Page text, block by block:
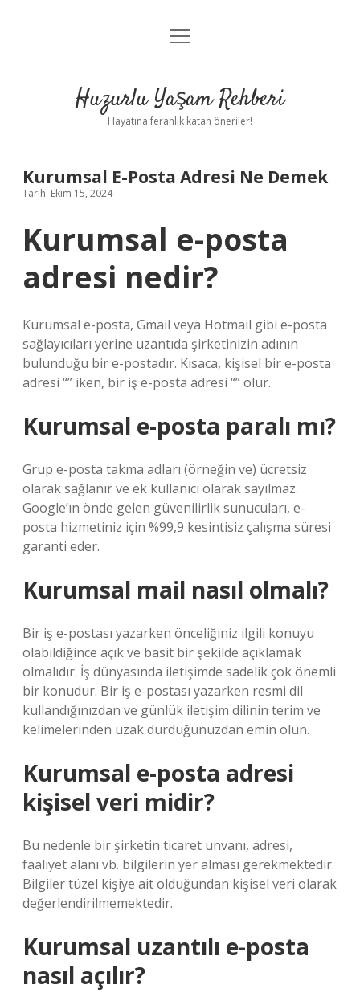
Anasayfa
Yasal Uyarı
menüyü
Huzurlu Yaşam Rehberi
Hayatına ferahlık katan öneriler!
Kurumsal E-Posta Adresi Ne Demek
Tarih: Ekim 15, 2024
Kurumsal e-posta
adresi nedir?
Kurumsal e-posta, Gmail veya Hotmail gibi e-posta
sağlayıcıları yerine uzantıda şirketinizin adının
bulunduğu bir e-postadır. Kısaca, kişisel bir e-posta
adresi “” iken, bir iş e-posta adresi “” olur.
Kurumsal e-posta paralı mı?
Grup e-posta takma adları (örneğin ve) ücretsiz
olarak sağlanır ve ek kullanıcı olarak sayılmaz.
Google’ın önde gelen güvenilirlik sunucuları, e-
posta hizmetiniz için %99,9 kesintisiz çalışma süresi
garanti eder.
Kurumsal mail nasıl olmalı?
Bir iş e-postası yazarken önceliğiniz ilgili konuyu
olabildiğince açık ve basit bir şekilde açıklamak
olmalıdır. İş dünyasında iletişimde sadelik çok önemli
bir konudur. Bir iş e-postası yazarken resmi dil
kullandığınızdan ve günlük iletişim dilinin terim ve
kelimelerinden uzak durduğunuzdan emin olun.
Kurumsal e-posta adresi
kişisel veri midir?
Bu nedenle bir şirketin ticaret unvanı, adresi,
faaliyet alanı vb. bilgilerin yer alması gerekmektedir.
Bilgiler tüzel kişiye ait olduğundan kişisel veri olarak
değerlendirilmemektedir.
Kurumsal uzantılı e-posta
nasıl açılır?